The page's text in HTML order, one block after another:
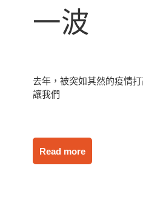
一波
去年，被突如其然的疫情
讓我們
Read more